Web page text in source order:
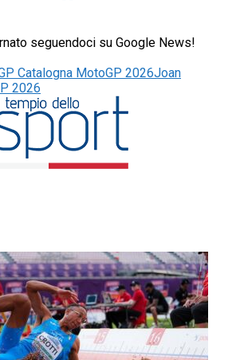
seguendoci su Google News!
Catalogna MotoGP 2026Joan
2026